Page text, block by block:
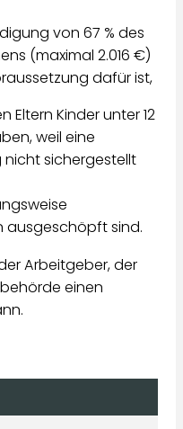
von 67 % des
(maximal 2.016 €)
dafür ist,
Eltern Kinder unter 12
weil eine
sichergestellt
ausgeschöpft sind.
Arbeitgeber, der
einen